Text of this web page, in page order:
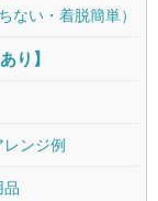
ない・着脱簡単）
り】
ンジ例
品